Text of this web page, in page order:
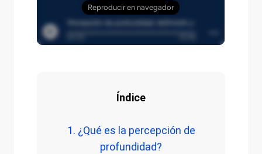
Índice
1. ¿Qué es la percepción de
profundidad?